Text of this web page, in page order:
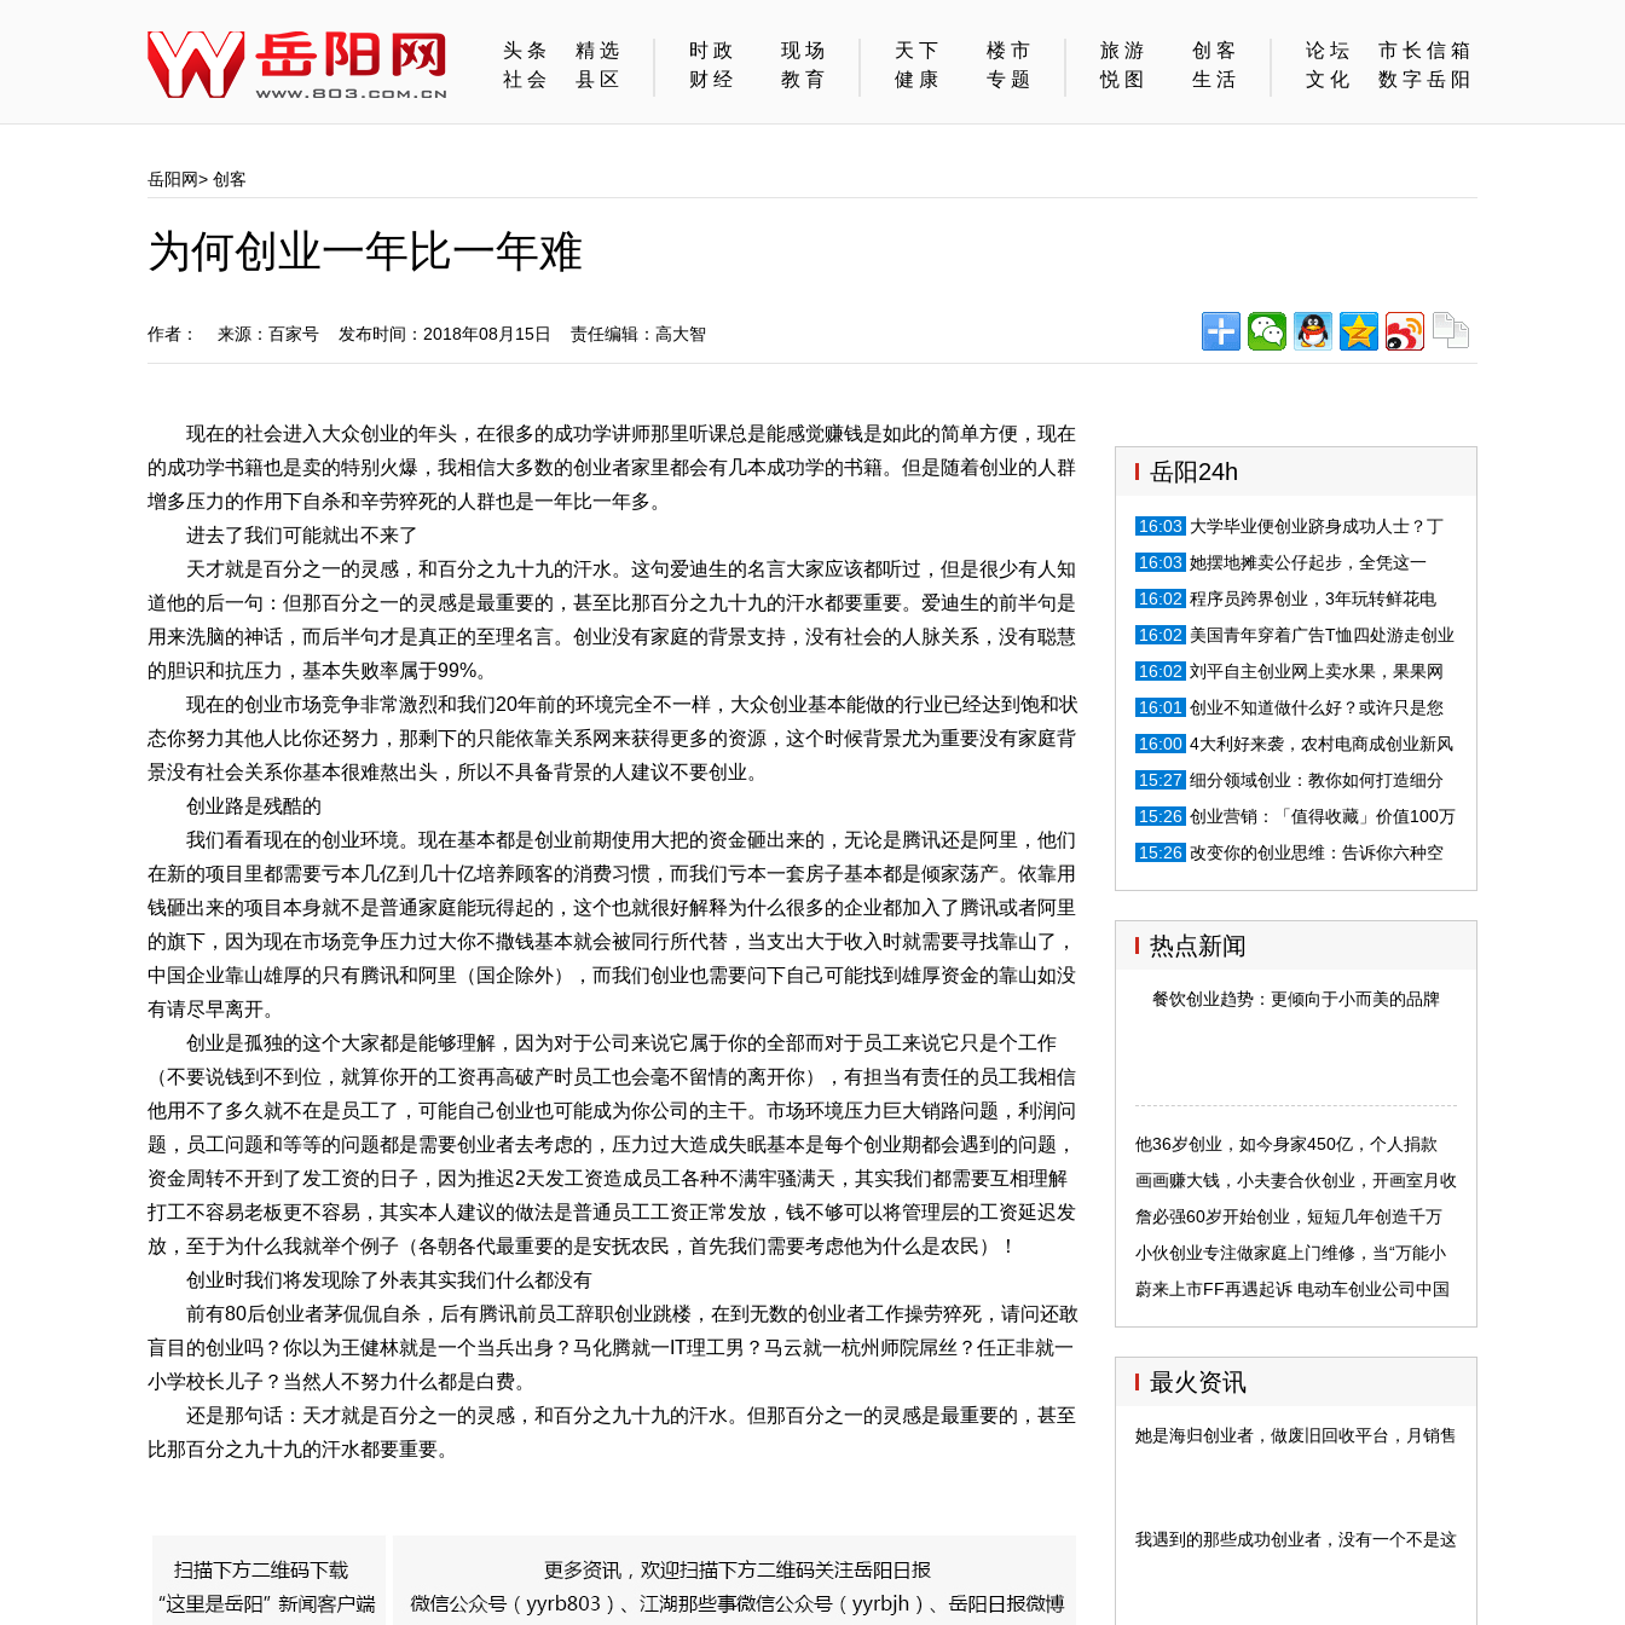
头条
精选
社会
县区
时政
现场
财经
教育
天下
楼市
健康
专题
旅游
创客
悦图
生活
论坛
市长信箱
文化
数字岳阳
岳阳网> 创客
为何创业一年比一年难
作者： 来源：百家号 发布时间：2018年08月15日 责任编辑：高大智
现在的社会进入大众创业的年头，在很多的成功学讲师那里听课总是能感觉赚钱是如此的简单方便，现在
的成功学书籍也是卖的特别火爆，我相信大多数的创业者家里都会有几本成功学的书籍。但是随着创业的人群
增多压力的作用下自杀和辛劳猝死的人群也是一年比一年多。
进去了我们可能就出不来了
天才就是百分之一的灵感，和百分之九十九的汗水。这句爱迪生的名言大家应该都听过，但是很少有人知
道他的后一句：但那百分之一的灵感是最重要的，甚至比那百分之九十九的汗水都要重要。爱迪生的前半句是
用来洗脑的神话，而后半句才是真正的至理名言。创业没有家庭的背景支持，没有社会的人脉关系，没有聪慧
的胆识和抗压力，基本失败率属于99%。
现在的创业市场竞争非常激烈和我们20年前的环境完全不一样，大众创业基本能做的行业已经达到饱和状
态你努力其他人比你还努力，那剩下的只能依靠关系网来获得更多的资源，这个时候背景尤为重要没有家庭背
景没有社会关系你基本很难熬出头，所以不具备背景的人建议不要创业。
创业路是残酷的
我们看看现在的创业环境。现在基本都是创业前期使用大把的资金砸出来的，无论是腾讯还是阿里，他们
在新的项目里都需要亏本几亿到几十亿培养顾客的消费习惯，而我们亏本一套房子基本都是倾家荡产。依靠用
钱砸出来的项目本身就不是普通家庭能玩得起的，这个也就很好解释为什么很多的企业都加入了腾讯或者阿里
的旗下，因为现在市场竞争压力过大你不撒钱基本就会被同行所代替，当支出大于收入时就需要寻找靠山了，
中国企业靠山雄厚的只有腾讯和阿里（国企除外），而我们创业也需要问下自己可能找到雄厚资金的靠山如没
有请尽早离开。
创业是孤独的这个大家都是能够理解，因为对于公司来说它属于你的全部而对于员工来说它只是个工作
（不要说钱到不到位，就算你开的工资再高破产时员工也会毫不留情的离开你），有担当有责任的员工我相信
他用不了多久就不在是员工了，可能自己创业也可能成为你公司的主干。市场环境压力巨大销路问题，利润问
题，员工问题和等等的问题都是需要创业者去考虑的，压力过大造成失眠基本是每个创业期都会遇到的问题，
资金周转不开到了发工资的日子，因为推迟2天发工资造成员工各种不满牢骚满天，其实我们都需要互相理解
打工不容易老板更不容易，其实本人建议的做法是普通员工工资正常发放，钱不够可以将管理层的工资延迟发
放，至于为什么我就举个例子（各朝各代最重要的是安抚农民，首先我们需要考虑他为什么是农民）！
创业时我们将发现除了外表其实我们什么都没有
前有80后创业者茅侃侃自杀，后有腾讯前员工辞职创业跳楼，在到无数的创业者工作操劳猝死，请问还敢
盲目的创业吗？你以为王健林就是一个当兵出身？马化腾就一IT理工男？马云就一杭州师院屌丝？任正非就一
小学校长儿子？当然人不努力什么都是白费。
还是那句话：天才就是百分之一的灵感，和百分之九十九的汗水。但那百分之一的灵感是最重要的，甚至
比那百分之九十九的汗水都要重要。
岳阳24h
16:03 大学毕业便创业跻身成功人士？丁
磊泼了一盆冷水：要踩的坑太多
16:03 她摆地摊卖公仔起步，全凭这一
点，年入百万！
16:02 程序员跨界创业，3年玩转鲜花电
商，如今一年销售额达7亿
16:02 美国青年穿着广告T恤四处游走创业
赚钱，四年赚了1200万元
16:02 刘平自主创业网上卖水果，果果网
月入十万元，关键在这
16:01 创业不知道做什么好？或许只是您
没发现自已身边的资源
16:00 4大利好来袭，农村电商成创业新风
口！
15:27 细分领域创业：教你如何打造细分
行业第一人
15:26 创业营销：「值得收藏」价值100万
的营销思维是这样的
15:26 改变你的创业思维：告诉你六种空
手套白狼的赚钱技巧
热点新闻
餐饮创业趋势：更倾向于小而美的品牌
他36岁创业，如今身家450亿，个人捐款
1.45亿！
画画赚大钱，小夫妻合伙创业，开画室月收
入两万
詹必强60岁开始创业，短短几年创造千万
身家
小伙创业专注做家庭上门维修，当“万能小
哥”，获2000万融资
蔚来上市FF再遇起诉 电动车创业公司中国
市场战火频起
最火资讯
她是海归创业者，做废旧回收平台，月销售额上千万元
我遇到的那些成功创业者，没有一个不是这样的